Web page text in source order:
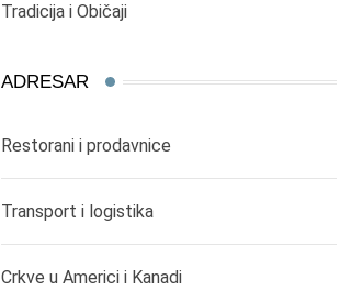
Tradicija i Običaji
ADRESAR
Restorani i prodavnice
Transport i logistika
Crkve u Americi i Kanadi